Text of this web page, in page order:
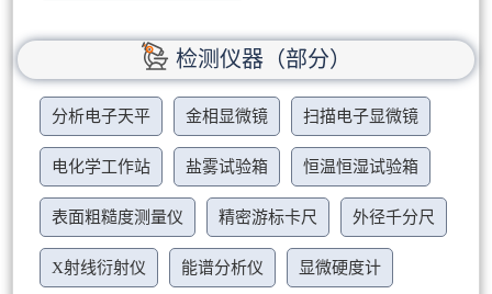
检测仪器（部分）
分析电子天平 金相显微镜 扫描电子显微镜
电化学工作站 盐雾试验箱 恒温恒湿试验箱
表面粗糙度测量仪 精密游标卡尺 外径千分尺
X射线衍射仪 能谱分析仪 显微硬度计